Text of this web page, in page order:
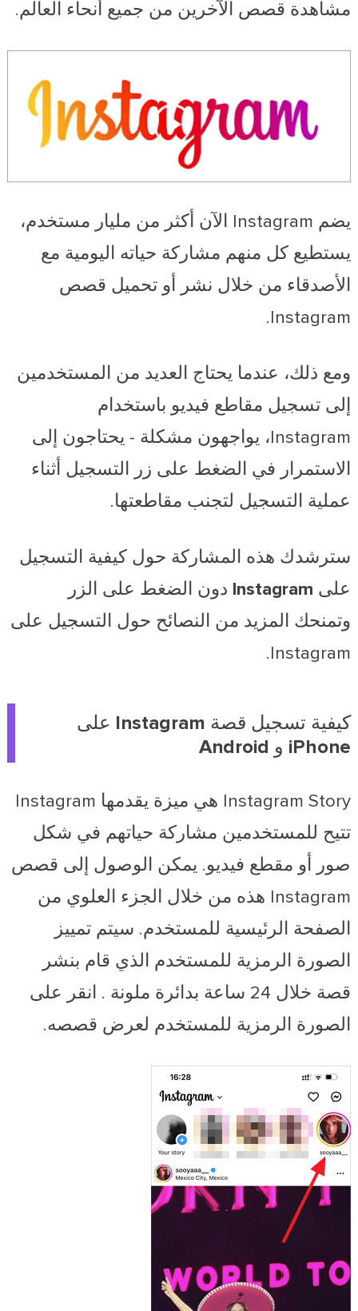
مشاهدة قصص الآخرين من جميع أنحاء العالم.
يضم Instagram الآن أكثر من مليار مستخدم،
يستطيع كل منهم مشاركة حياته اليومية مع
الأصدقاء من خلال نشر أو تحميل قصص
Instagram.
ومع ذلك، عندما يحتاج العديد من المستخدمين
إلى تسجيل مقاطع فيديو باستخدام
Instagram، يواجهون مشكلة - يحتاجون إلى
الاستمرار في الضغط على زر التسجيل أثناء
عملية التسجيل لتجنب مقاطعتها.
سترشدك هذه المشاركة حول كيفية التسجيل
على Instagram دون الضغط على الزر
وتمنحك المزيد من النصائح حول التسجيل على
Instagram.
كيفية تسجيل قصة Instagram على
iPhone و Android
Instagram Story هي ميزة يقدمها Instagram
تتيح للمستخدمين مشاركة حياتهم في شكل
صور أو مقطع فيديو. يمكن الوصول إلى قصص
Instagram هذه من خلال الجزء العلوي من
الصفحة الرئيسية للمستخدم. سيتم تمييز
الصورة الرمزية للمستخدم الذي قام بنشر
قصة خلال 24 ساعة بدائرة
ملونة . انقر على
الصورة الرمزية للمستخدم لعرض قصصه.